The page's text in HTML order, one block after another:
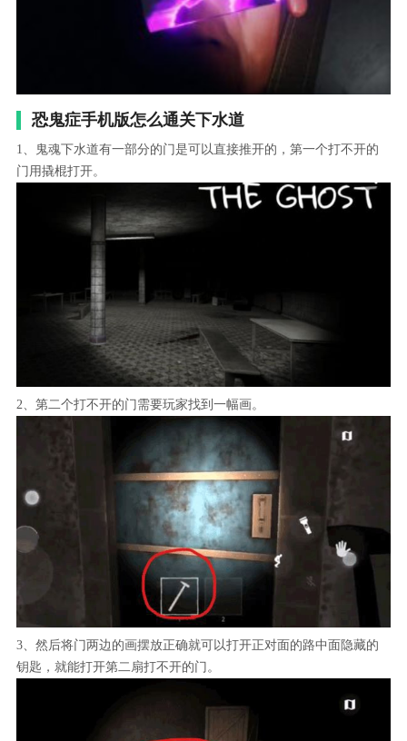
恐鬼症手机版怎么通关下水道
1、鬼魂下水道有一部分的门是可以直接推开的，第一个打不开的
门用撬棍打开。
2、第二个打不开的门需要玩家找到一幅画。
3、然后将门两边的画摆放正确就可以打开正对面的路中面隐藏的
钥匙，就能打开第二扇打不开的门。